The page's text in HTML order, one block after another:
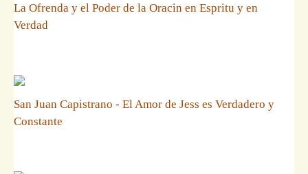
La Ofrenda y el Poder de la Oracin en Espritu y en
Verdad
San Juan Capistrano - El Amor de Jess es Verdadero y
Constante